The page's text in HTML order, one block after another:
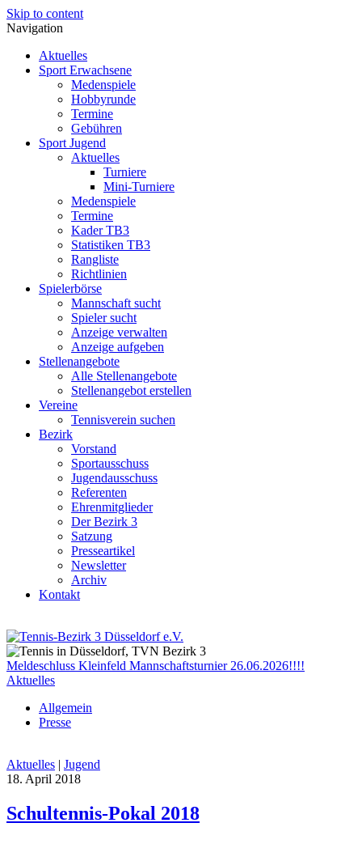
Skip to content
Navigation
Aktuelles
Sport Erwachsene
Medenspiele
Hobbyrunde
Termine
Gebühren
Sport Jugend
Aktuelles
Turniere
Mini-Turniere
Medenspiele
Termine
Kader TB3
Statistiken TB3
Rangliste
Richtlinien
Spielerbörse
Mannschaft sucht
Spieler sucht
Anzeige verwalten
Anzeige aufgeben
Stellenangebote
Alle Stellenangebote
Stellenangebot erstellen
Vereine
Tennisverein suchen
Bezirk
Vorstand
Sportausschuss
Jugendausschuss
Referenten
Ehrenmitglieder
Der Bezirk 3
Satzung
Presseartikel
Newsletter
Archiv
Kontakt
Meldeschluss Kleinfeld Mannschaftsturnier 26.06.2026!!!!
Aktuelles
Allgemein
Presse
Aktuelles | Jugend
18. April 2018
Schultennis-Pokal 2018